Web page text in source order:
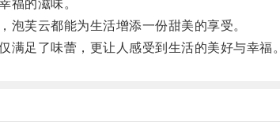
的滋味。
芙云都能为生活增添一份甜美的享受。
足了味蕾，更让人感受到生活的美好与幸福。